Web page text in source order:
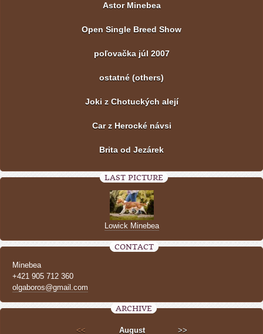
Astor Minebea
Open Single Breed Show
poľovačka júl 2007
ostatné (others)
Joki z Chotuckých alejí
Car z Herocké návsi
Brita od Jezárek
LAST PICTURE
Lowick Minebea
CONTACT
Minebea
+421 905 712 360
olgaboros@gmail.com
ARCHIVE
<< August >>